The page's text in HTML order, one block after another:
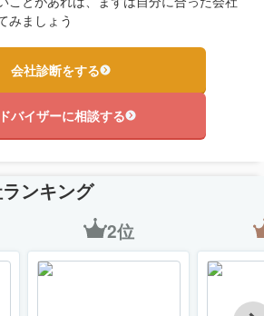
みましょう
会社診断をする
バイザーに相談する
ンキング
2位